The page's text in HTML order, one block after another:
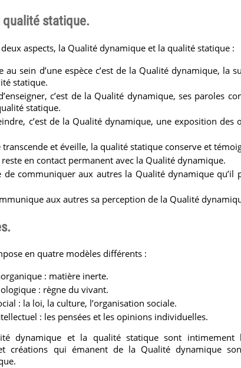
qualité statique.
aspects, la Qualité dynamique et la qualité statique :
au sein d’une espèce c’est de la Qualité dynamique, la
statique.
c’est de la Qualité dynamique, ses paroles
statique.
c’est de la Qualité dynamique, une exposition des
et éveille, la qualité statique conserve et
en contact permanent avec la Qualité dynamique.
de communiquer aux autres la Qualité dynamique
aux autres sa perception de la Qualité
en quatre modèles différents :
: matière inerte.
: règne du vivant.
: la loi, la culture, l’organisation sociale.
: les pensées et les opinions individuelles.
dynamique et la qualité statique sont intimement
créations qui émanent de la Qualité dynamique